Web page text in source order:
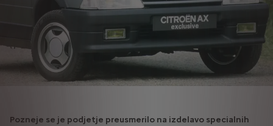
Pozneje se je podjetje preusmerilo na izdelavo specialnih